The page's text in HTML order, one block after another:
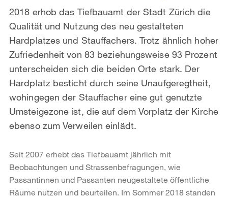
2018 erhob das Tiefbauamt der Stadt Zürich die
Qualität und Nutzung des neu gestalteten
Hardplatzes und Stauffachers. Trotz ähnlich hoher
Zufriedenheit von 83 beziehungsweise 93 Prozent
unterscheiden sich die beiden Orte stark. Der
Hardplatz besticht durch seine Unaufgeregtheit,
wohingegen der Stauffacher eine gut genutzte
Umsteigezone ist, die auf dem Vorplatz der Kirche
ebenso zum Verweilen einlädt.
Seit 2007 erhebt das Tiefbauamt jährlich mit
Beobachtungen und Strassenbefragungen, wie
Passantinnen und Passanten neugestaltete öffentliche
Räume nutzen und beurteilen. Im Sommer 2018 standen